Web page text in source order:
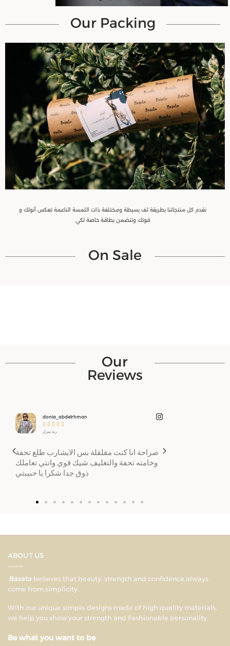
Our Packing
نقدم كل منتجاتنا بطريقة لف بسيطة ومختلفة ذات اللمسة الناعمة تعكس أنوثك و
قوتك وتتضمن بطاقة خاصة لكي
On Sale
Our
Reviews
donia_abdelrhman
    
ربة منزل
صراحة انا كنت مقلقلة بس الايشارب طلع تحفة
وخامته تحفة والتغليف شيك قوي وانتي تعاملك
ذوق جدا شكرا يا حبيبتي
ABOUT US
Basata believes that beauty, strength and confidence always
come from simplicity.
With our unique simple designs made of high quality materials,
we help you show your strength and Fashionable personality.
Be what you want to be